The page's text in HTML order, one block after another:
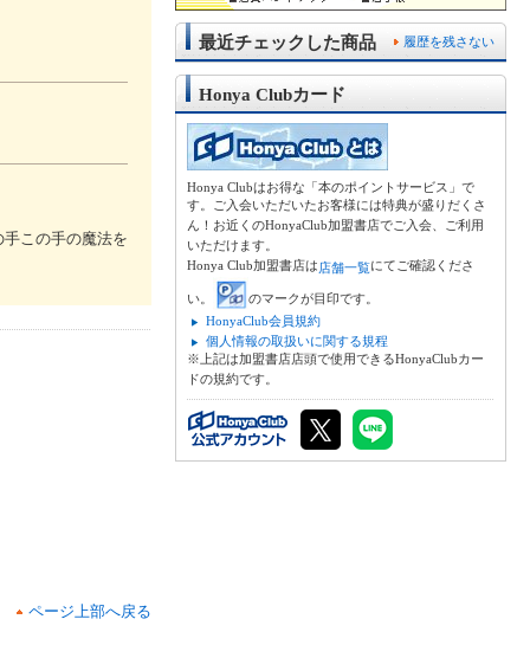
この手の魔法を
ページ上部へ戻る
履歴を残さない
最近チェックした商品
Honya Clubカード
Honya Clubはお得な「本のポイントサービス」で
す。ご入会いただいたお客様には特典が盛りだくさ
ん！お近くのHonyaClub加盟書店でご入会、ご利用
いただけます。
Honya Club加盟書店は店舗一覧にてご確認くださ
い。
のマークが目印です。
HonyaClub会員規約
個人情報の取扱いに関する規程
※上記は加盟書店店頭で使用できるHonyaClubカー
ドの規約です。